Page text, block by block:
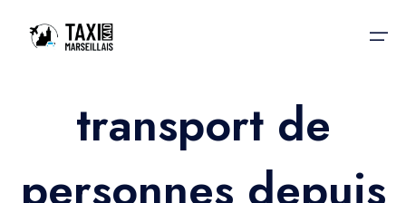
Accueiltransport de